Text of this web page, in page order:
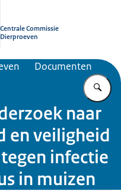
Centrale Commissie
Dierproeven
Documenten
naar
en veiligheid
infectie
in muizen